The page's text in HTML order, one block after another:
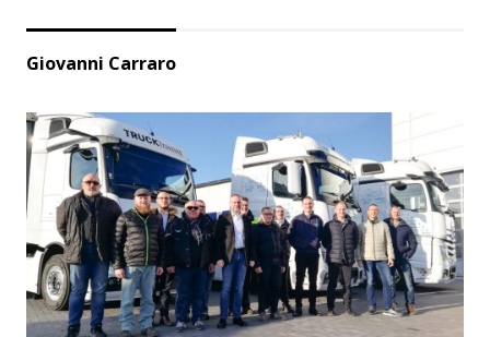
Giovanni Carraro